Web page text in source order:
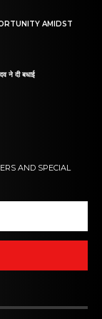
AMIDST
ने दी बधाई
AND SPECIAL